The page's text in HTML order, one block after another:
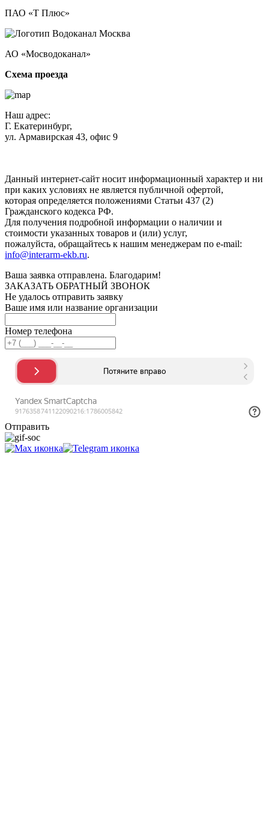
ПАО «Т Плюс»
АО «Мосводоканал»
Схема проезда
Наш адрес:
Г. Екатеринбург,
ул. Армавирская 43, офис 9
Данный интернет-сайт носит информационный характер и ни
при каких условиях не является публичной офертой,
которая определяется положениями Статьи 437 (2)
Гражданского кодекса РФ.
Для получения подробной информации о наличии и
стоимости указанных товаров и (или) услуг,
пожалуйста, обращайтесь к нашим менеджерам по e-mail:
info@interarm-ekb.ru.
Ваша заявка отправлена. Благодарим!
ЗАКАЗАТЬ ОБРАТНЫЙ ЗВОНОК
Не удалось отправить заявку
Ваше имя или название организации
Номер телефона
Отправить